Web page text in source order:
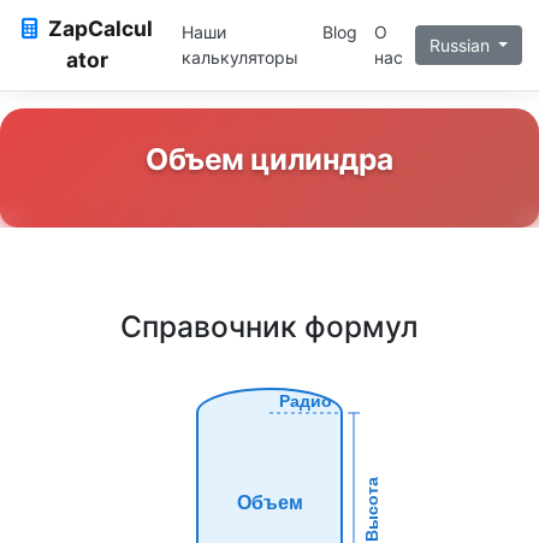
ZapCalcul
ator
Наши
калькуляторы
Blog
О
нас
Russian
Объем цилиндра
Справочник формул
Радио
Высота
Объем